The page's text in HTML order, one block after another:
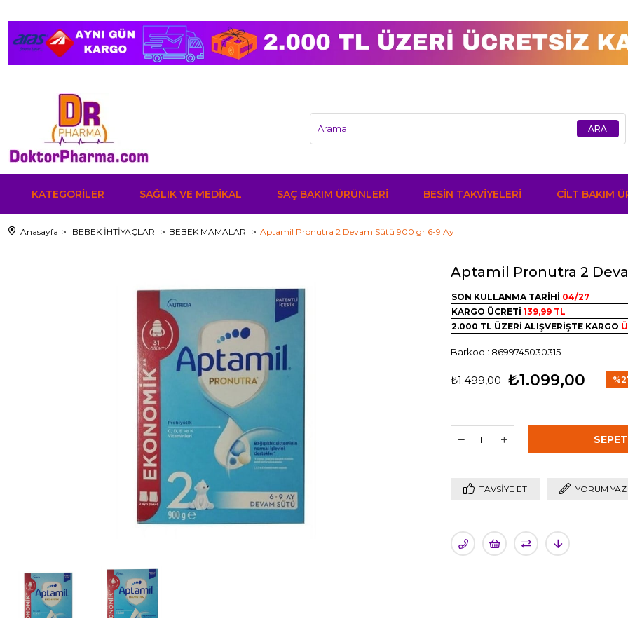
KATEGORİLER SAĞLIK VE MEDİKAL SAÇ BAKIM ÜRÜNLERİ BESİN TAKVİYELERİ CİLT BAKIM
Anasayfa BEBEK İHTİYAÇLARI BEBEK MAMALARI Aptamil Pronutra 2 Devam Sütü 900 gr 6-9 Ay
Aptamil Pronutra 2
SON KULLANMA TARİHİ 04/27
KARGO ÜCRETİ139,99 TL
2.000 TL ÜZERİ ALIŞVERİŞTE KARGO
Barkod : 8699745030315
₺1.499,00 ₺1.099,00 %
TAVSIYE ET YORUM YAZ